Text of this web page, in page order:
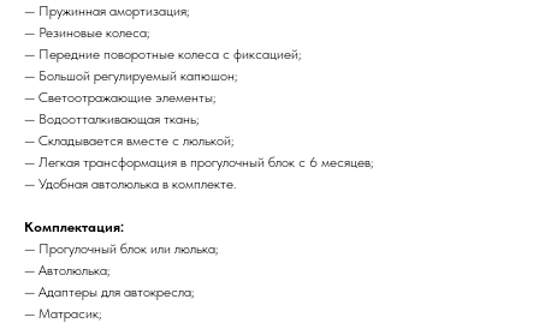
— Пружинная амортизация;
— Резиновые колеса;
— Передние поворотные колеса с фиксацией;
— Большой регулируемый капюшон;
— Светоотражающие элементы;
— Водоотталкивающая ткань;
— Складывается вместе с люлькой;
— Легкая трансформация в прогулочный блок с 6 месяцев;
— Удобная автолюлька в комплекте.
Комплектация:
— Прогулочный блок или люлька;
— Автолюлька;
— Адаптеры для автокресла;
— Матрасик;